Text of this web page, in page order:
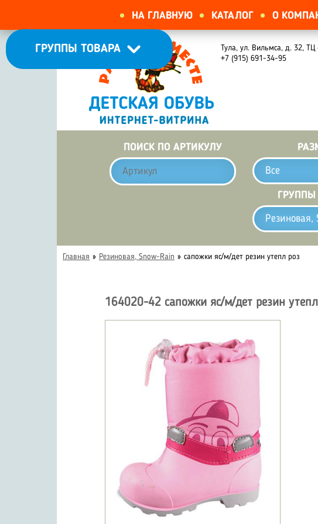
НА ГЛАВНУЮ КАТАЛОГ О
Тула, ул. Вильмса, д. 32, ТЦ
+7 (915) 691-34-95
ГРУППЫ ТОВАРА
ПОИСК ПО АРТИКУЛУ
Все
ГРУППЫ
Резиновая,
Главная » Резиновая, Snow-Rain » сапожки яс/м/дет резин утепл роз
164020-42 сапожки яс/м/дет резин